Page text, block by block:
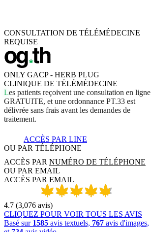
CONSULTATION DE TÉLÉMÉDECINE
REQUISE
ONLY GACP - HERB PLUG
CLINIQUE DE TÉLÉMÉDECINE
Les patients reçoivent une consultation en ligne
GRATUITE, et une ordonnance PT.33 est
délivrée sans frais avant les demandes de
traitement.
ACCÈS PAR LINE
OU PAR TÉLÉPHONE
ACCÈS PAR NUMÉRO DE TÉLÉPHONE
OU PAR EMAIL
ACCÈS PAR EMAIL
4.7 (3,076 avis)
CLIQUEZ POUR VOIR TOUS LES AVIS
Basé sur 1585 avis textuels, 767 avis d'images,